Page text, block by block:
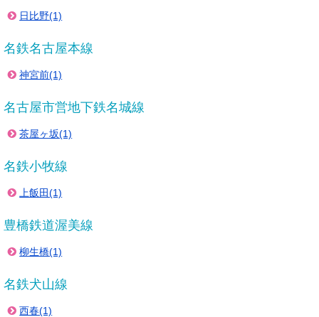
日比野(1)
名鉄名古屋本線
神宮前(1)
名古屋市営地下鉄名城線
茶屋ヶ坂(1)
名鉄小牧線
上飯田(1)
豊橋鉄道渥美線
柳生橋(1)
名鉄犬山線
西春(1)